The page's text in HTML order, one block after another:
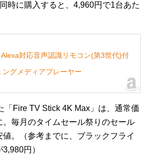
時に購入すると、4,960円で1台あた
対応音声認識リモコン(第3世代)付
ングメディアプレーヤー
「Fire TV Stick 4K Max」は、通常価
毎月のタイムセール祭りのセール
。（参考までに、ブラックフライ
円）